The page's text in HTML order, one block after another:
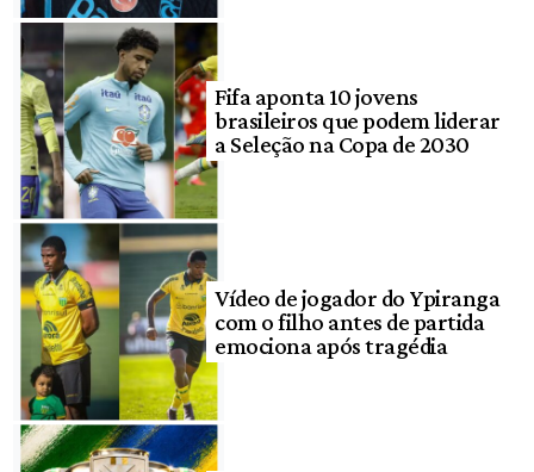
Fifa aponta 10 jovens
brasileiros que podem liderar
a Seleção na Copa de 2030
Vídeo de jogador do Ypiranga
com o filho antes de partida
emociona após tragédia